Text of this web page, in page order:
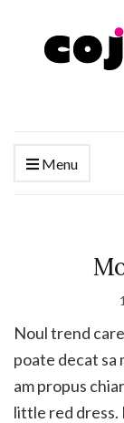
Menu
Noul trend
poate decat sa
am propus
little red dress.